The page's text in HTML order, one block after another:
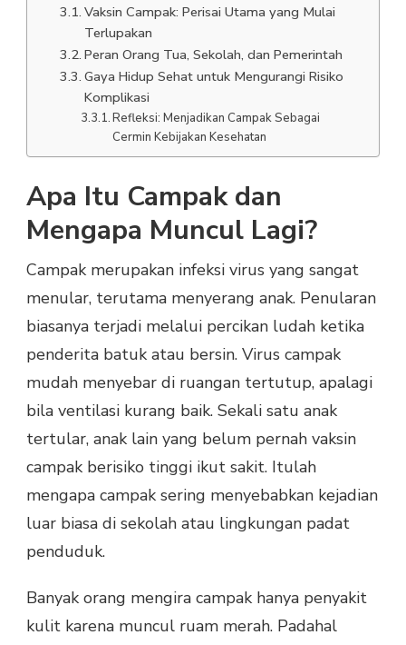
Vaksin Campak: Perisai Utama yang Mulai
Terlupakan
Peran Orang Tua, Sekolah, dan Pemerintah
Gaya Hidup Sehat untuk Mengurangi Risiko
Komplikasi
Refleksi: Menjadikan Campak Sebagai
Cermin Kebijakan Kesehatan
Apa Itu Campak dan
Mengapa Muncul Lagi?
Campak merupakan infeksi virus yang sangat
menular, terutama menyerang anak. Penularan
biasanya terjadi melalui percikan ludah ketika
penderita batuk atau bersin. Virus campak
mudah menyebar di ruangan tertutup, apalagi
bila ventilasi kurang baik. Sekali satu anak
tertular, anak lain yang belum pernah vaksin
campak berisiko tinggi ikut sakit. Itulah
mengapa campak sering menyebabkan kejadian
luar biasa di sekolah atau lingkungan padat
penduduk.
Banyak orang mengira campak hanya penyakit
kulit karena muncul ruam merah. Padahal